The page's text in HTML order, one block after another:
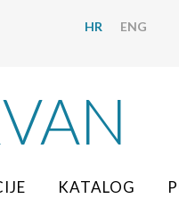
HR ENG
KATALOG